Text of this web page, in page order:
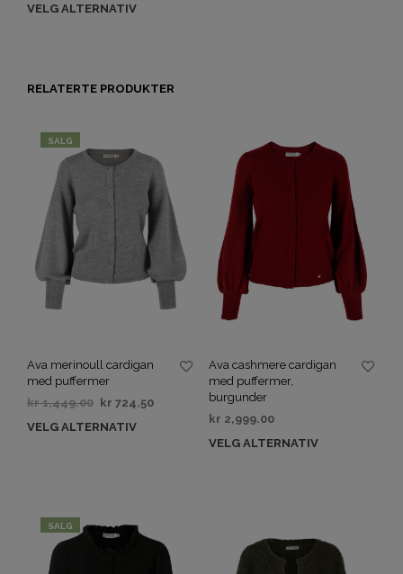
VELG ALTERNATIV
RELATERTE PRODUKTER
SALG
Ava merinoull cardigan
med puffermer
kr1,449.00 kr 724.50
VELG ALTERNATIV
Ava cashmere cardigan
med puffermer,
burgunder
kr 2,999.00
VELG ALTERNATIV
SALG